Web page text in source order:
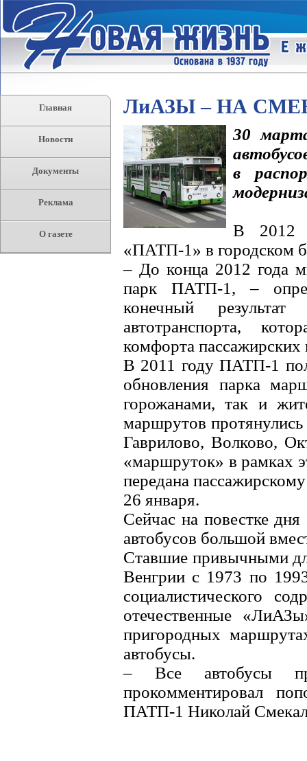
Главная
Новости
Документы
Реклама
О газете
ЛиАЗЫ – НА
30
в
В 2012
«ПАТП-1» в городском
– До конца 2012 года
парк ПАТП-1, –
конечный
автотранспорта,
комфорта пассажирских
В 2011 году ПАТП-1
обновления парка
горожанами, так и
маршрутов протянулись
Гаврилово, Волково,
«маршруток» в рамках
передана
26 января.
Сейчас на повестке
автобусов большой
Ставшие привычными
Венгрии с 1973 по
социалистического
отечественные
пригородных
автобусы.
– Все автобусы
прокомментировал
ПАТП-1 Николай